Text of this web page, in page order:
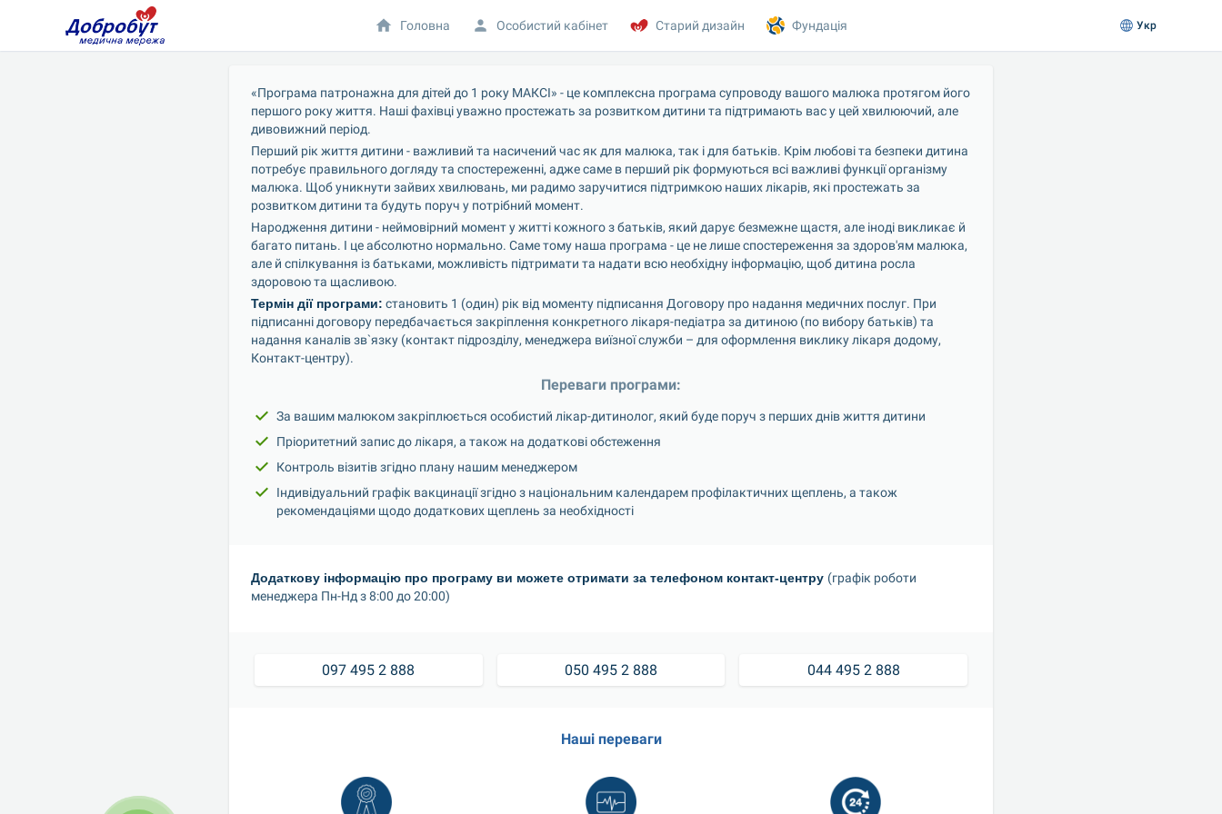
«Програма патронажна для дітей до 1 року МАКСІ» - це комплексна програма супроводу вашого малюка протягом його
першого року життя. Наші фахівці уважно простежать за розвитком дитини та підтримають вас у цей хвилюючий, але
дивовижний період.
Перший рік життя дитини - важливий та насичений час як для малюка, так і для батьків. Крім любові та безпеки дитина
потребує правильного догляду та спостереженні, адже саме в перший рік формуються всі важливі функції організму
малюка. Щоб уникнути зайвих хвилювань, ми радимо заручитися підтримкою наших лікарів, які простежать за
розвитком дитини та будуть поруч у потрібний момент.
Народження дитини - неймовірний момент у житті кожного з батьків, який дарує безмежне щастя, але іноді викликає й
багато питань. І це абсолютно нормально. Саме тому наша програма - це не лише спостереження за здоров'ям малюка,
але й спілкування із батьками, можливість підтримати та надати всю необхідну інформацію, щоб дитина росла
здоровою та щасливою.
Термін дії програми: становить 1 (один) рік від моменту підписання Договору про надання медичних послуг. При
підписанні договору передбачається закріплення конкретного лікаря-педіатра за дитиною (по вибору батьків) та
надання каналів зв`язку (контакт підрозділу, менеджера виїзної служби – для оформлення виклику лікаря додому,
Контакт-центру).
Переваги програми:
За вашим малюком закріплюється особистий лікар-дитинолог, який буде поруч з перших днів життя дитини
Пріоритетний запис до лікаря, а також на додаткові обстеження
Контроль візитів згідно плану нашим менеджером
Індивідуальний графік вакцинації згідно з національним календарем профілактичних щеплень, а також
рекомендаціями щодо додаткових щеплень за необхідності
Додаткову інформацію про програму ви можете отримати за телефоном контакт-центру (графік роботи
менеджера Пн-Нд з 8:00 до 20:00)
097 495 2 888 050 495 2 888 044 495 2 888
Наші переваги
Головна Особистий кабінет Старий дизайн Фундація Укр